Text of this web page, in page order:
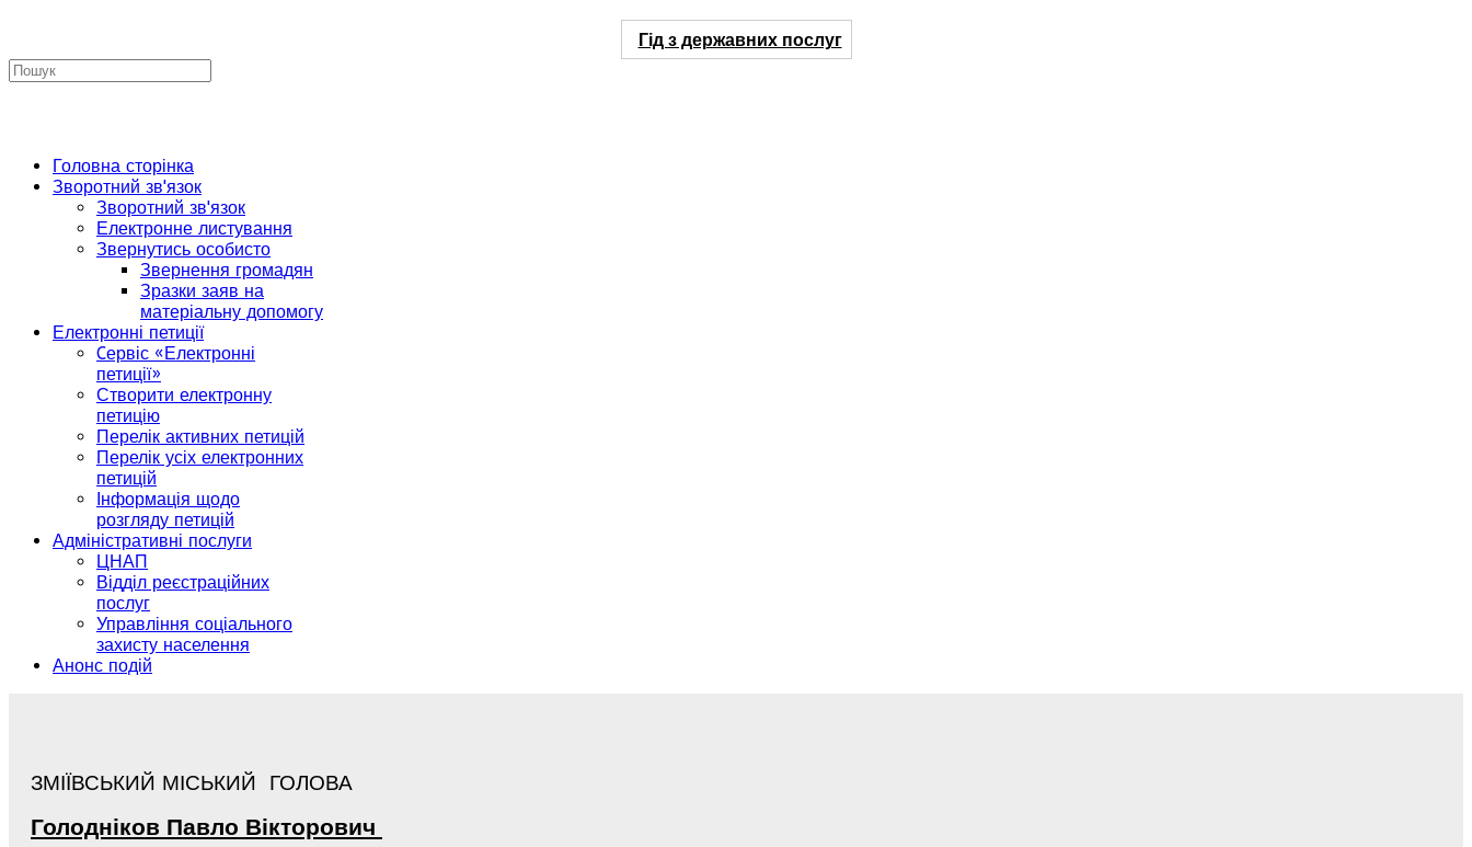
Гід з державних послуг
Головна сторінка
Зворотний зв'язок
Зворотний зв'язок
Електронне листування
Звернутись особисто
Звернення громадян
Зразки заяв на
матеріальну допомогу
Електронні петиції
Cервіс «Електронні
петиції»
Створити електронну
петицію
Перелік активних петицій
Перелік усіх електронних
петицій
Інформація щодо
розгляду петицій
Адміністративні послуги
ЦНАП
Відділ реєстраційних
послуг
Управління соціального
захисту населення
Анонс подій
ЗМІЇВСЬКИЙ МІСЬКИЙ ГОЛОВА
Голодніков Павло Вікторович